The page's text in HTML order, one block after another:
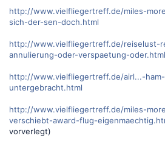
http://www.vielfliegertreff.de/miles-
sich-der-sen-doch.html
http://www.vielfliegertreff.de/reiselust-
annulierung-oder-verspaetung-oder.html
http://www.vielfliegertreff.de/airl...-
untergebracht.html
http://www.vielfliegertreff.de/miles-
verschiebt-award-flug-
vorverlegt)